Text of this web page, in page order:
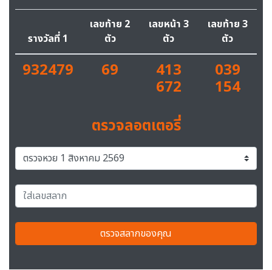
รางวัลที่ 1
เลขท้าย 2
ตัว
เลขหน้า 3
ตัว
เลขท้าย 3
ตัว
932479 69 413
672
039
154
ตรวจลอตเตอรี่
ตรวจสลากของคุณ